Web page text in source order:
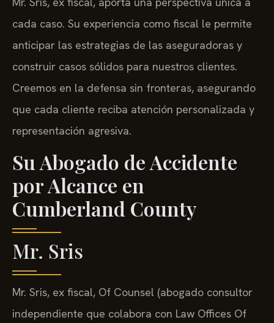
cada caso. Su experiencia como fiscal le permite
anticipar las estrategias de las aseguradoras y
construir casos sólidos para nuestros clientes.
Creemos en la defensa sin fronteras, asegurando
que cada cliente reciba atención personalizada y
representación agresiva.
Su Abogado de Accidente
por Alcance en
Cumberland County
Mr. Sris
Mr. Sris, ex fiscal, Of Counsel (abogado consultor
independiente que colabora con Law Offices Of